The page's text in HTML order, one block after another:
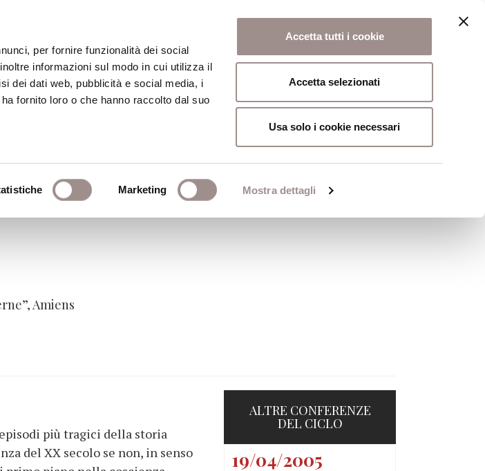
per fornire funzionalità dei social
informazioni sul modo in cui utilizza il
dei dati web, pubblicità e social media, i
fornito loro o che hanno raccolto dal suo
Marketing Mostra dettagli
Accetta tutti i cookie
Accetta selezionati
Usa solo i cookie necessari
Centro Studi Religiosi Scuola Alti Studi
e politiche dell'Unione
Amiens
più tragici della storia
del XX secolo se non, in senso
ALTRE CONFERENZE
DEL CICLO
19/04/2005